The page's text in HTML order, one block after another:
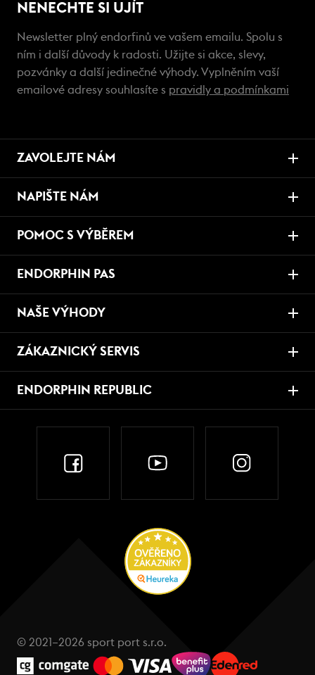
NENECHTE SI UJÍT
Newsletter plný endorfinů ve vašem emailu. Spolu s
ním i další důvody k radosti. Užijte si akce, slevy,
pozvánky a další jedinečné výhody. Vyplněním vaší
emailové adresy souhlasíte s pravidly a podmínkami
ZAVOLEJTE NÁM
NAPIŠTE NÁM
POMOC S VÝBĚREM
ENDORPHIN PAS
NAŠE VÝHODY
ZÁKAZNICKÝ SERVIS
ENDORPHIN REPUBLIC
© 2021–2026 sport port s.r.o.